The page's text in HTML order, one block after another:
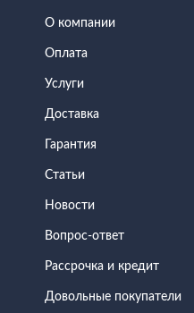
О компании
Оплата
Услуги
Доставка
Гарантия
Статьи
Новости
Вопрос-ответ
Рассрочка и кредит
Довольные покупатели